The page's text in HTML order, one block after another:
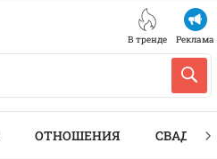
В тренде Реклама
ОТНОШЕНИЯ СВАДЬБА